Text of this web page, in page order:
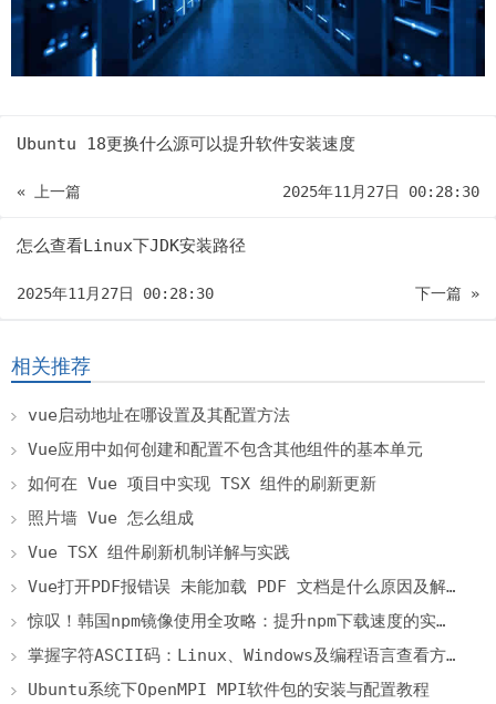
Ubuntu 18更换什么源可以提升软件安装速度
« 上一篇 2025年11月27日 00:28:30
怎么查看Linux下JDK安装路径
下一篇 »
2025年11月27日 00:28:30
相关推荐
vue启动地址在哪设置及其配置方法
Vue应用中如何创建和配置不包含其他组件的基本单元
如何在 Vue 项目中实现 TSX 组件的刷新更新
照片墙 Vue 怎么组成
Vue TSX 组件刷新机制详解与实践
Vue打开PDF报错误 未能加载 PDF 文档是什么原因及解决方法
惊叹！韩国npm镜像使用全攻略：提升npm下载速度的实用技巧！
掌握字符ASCII码：Linux、Windows及编程语言查看方法详解
Ubuntu系统下OpenMPI MPI软件包的安装与配置教程